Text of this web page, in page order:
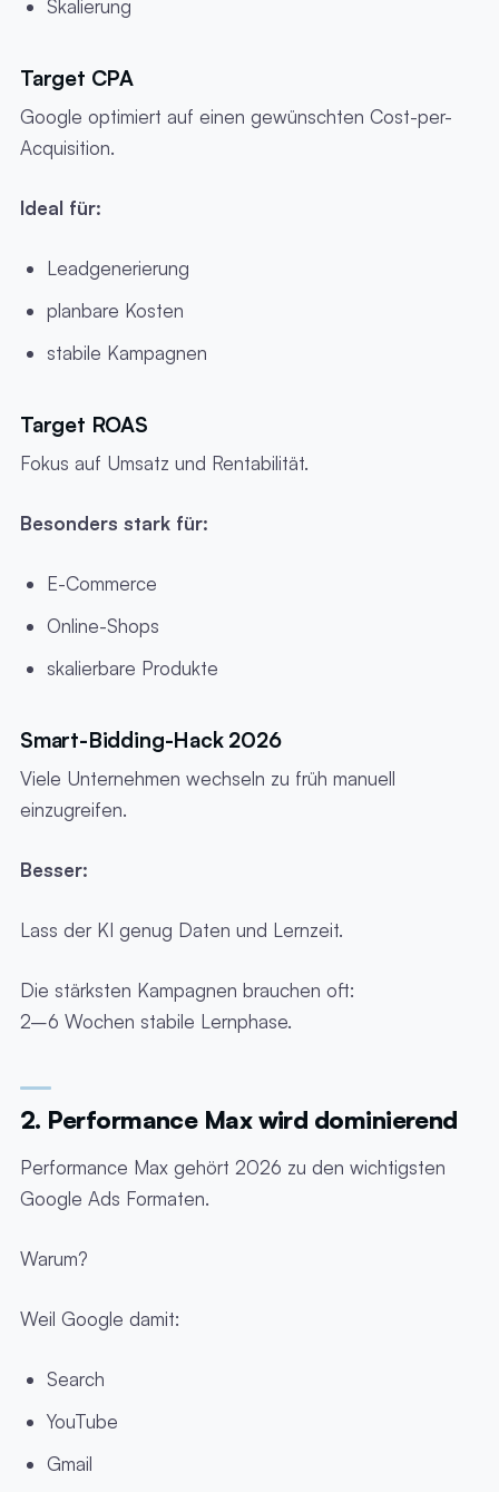
Skalierung
Target CPA
Google optimiert auf einen gewünschten Cost-per-
Acquisition.
Ideal für:
Leadgenerierung
planbare Kosten
stabile Kampagnen
Target ROAS
Fokus auf Umsatz und Rentabilität.
Besonders stark für:
E-Commerce
Online-Shops
skalierbare Produkte
Smart-Bidding-Hack 2026
Viele Unternehmen wechseln zu früh manuell
einzugreifen.
Besser:
Lass der KI genug Daten und Lernzeit.
Die stärksten Kampagnen brauchen oft:
2–6 Wochen stabile Lernphase.
2. Performance Max wird dominierend
Performance Max gehört 2026 zu den wichtigsten
Google Ads Formaten.
Warum?
Weil Google damit:
Search
YouTube
Gmail